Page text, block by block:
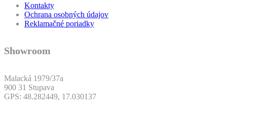
Kontakty
Ochrana osobných údajov
Reklamačné poriadky
Showroom
Malacká 1979/37a
900 31 Stupava
GPS: 48.282449, 17.030137